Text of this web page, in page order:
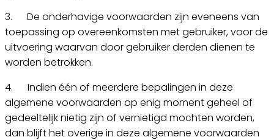
3. De onderhavige voorwaarden zijn eveneens van
toepassing op overeenkomsten met gebruiker, voor de
uitvoering waarvan door gebruiker derden dienen te
worden betrokken.
4. Indien één of meerdere bepalingen in deze
algemene voorwaarden op enig moment geheel of
gedeeltelijk nietig zijn of vernietigd mochten worden,
dan blijft het overige in deze algemene voorwaarden